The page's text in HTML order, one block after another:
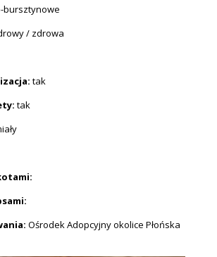
bursztynowe
/ zdrowa
tak
tak
Ośrodek Adopcyjny okolice Płońska